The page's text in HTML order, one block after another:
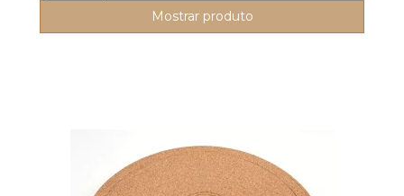
Mostrar produto